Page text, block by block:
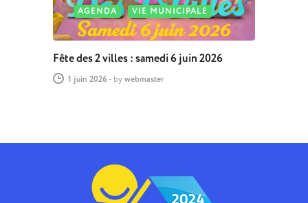
AGENDA VIE MUNICIPALE
Fête des 2 villes : samedi 6 juin 2026
1 juin 2026 - by webmaster